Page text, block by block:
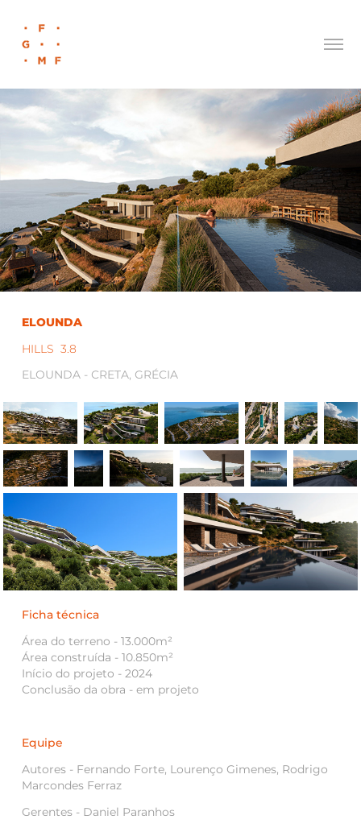
ELOUNDA
HILLS 3.8
ELOUNDA - CRETA, GRÉCIA
Ficha técnica
Área do terreno - 13.000m²
Área construída - 10.850m²
Início do projeto - 2024
Conclusão da obra - em projeto
Equipe
Autores - Fernando Forte, Lourenço Gimenes, Rodrigo
Marcondes Ferraz
Gerentes - Daniel Paranhos